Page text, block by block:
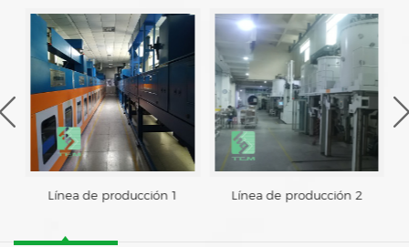
Línea de producción 1 Línea de producción 2